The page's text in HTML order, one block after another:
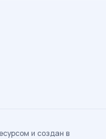
и создан в